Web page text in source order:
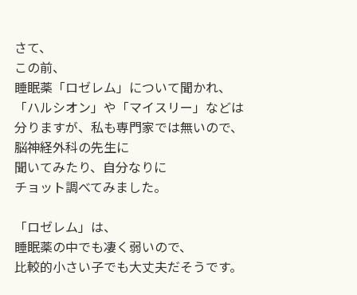
さて、
この前、
睡眠薬「ロゼレム」について聞かれ、
「ハルシオン」や「マイスリー」などは
分りますが、私も専門家では無いので、
脳神経外科の先生に
聞いてみたり、自分なりに
チョット調べてみました。
「ロゼレム」は、
睡眠薬の中でも凄く弱いので、
比較的小さい子でも大丈夫だそうです。